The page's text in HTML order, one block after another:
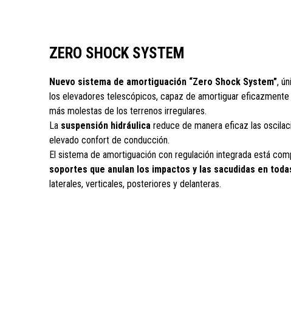
ZERO SHOCK SYSTEM
Nuevo sistema de amortiguación “Zero Shock System”,
los elevadores telescópicos, capaz de amortiguar eficazmente
más molestas de los terrenos irregulares.
La suspensión hidráulicareduce de manera eficaz las
elevado confort de conducción.
El sistema de amortiguación con regulación integrada está
soportes que anulan los impactos y las sacudidas en
laterales, verticales, posteriores y delanteras.